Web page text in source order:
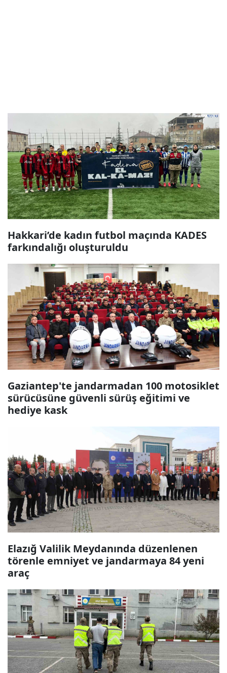
Hakkari’de kadın futbol maçında KADES
farkındalığı oluşturuldu
Gaziantep'te jandarmadan 100 motosiklet
sürücüsüne güvenli sürüş eğitimi ve
hediye kask
Elazığ Valilik Meydanında düzenlenen
törenle emniyet ve jandarmaya 84 yeni
araç